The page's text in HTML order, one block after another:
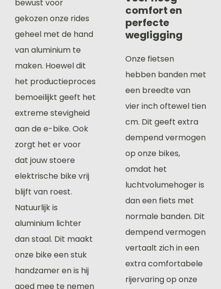
bewust voor
gekozen onze rides
geheel met de hand
van aluminium te
maken. Hoewel dit
het productieproces
bemoeilijkt geeft het
extreme stevigheid
aan de e-bike. Ook
zorgt het er voor
dat jouw stoere
elektrische bike vrij
blijft van roest.
Natuurlijk is
aluminium lichter
dan staal. Dit maakt
onze bike een stuk
handzamer en is hij
goed mee te nemen
comfort en
perfecte
wegligging
Onze fietsen
hebben banden met
een breedte van
vier inch oftewel tien
cm. Dit geeft extra
dempend vermogen
op onze bikes,
omdat het
luchtvolumehoger is
dan een fiets met
normale banden. Dit
dempend vermogen
vertaalt zich in een
extra comfortabele
rijervaring op onze